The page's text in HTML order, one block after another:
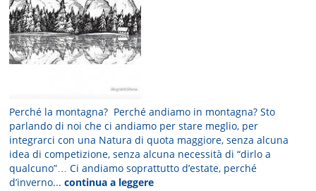
Perché la montagna? Perché andiamo in montagna? Sto
parlando di noi che ci andiamo per stare meglio, per
integrarci con una Natura di quota maggiore, senza alcuna
idea di competizione, senza alcuna necessità di “dirlo a
qualcuno”… Ci andiamo soprattutto d’estate, perché
d’inverno...continua a leggere